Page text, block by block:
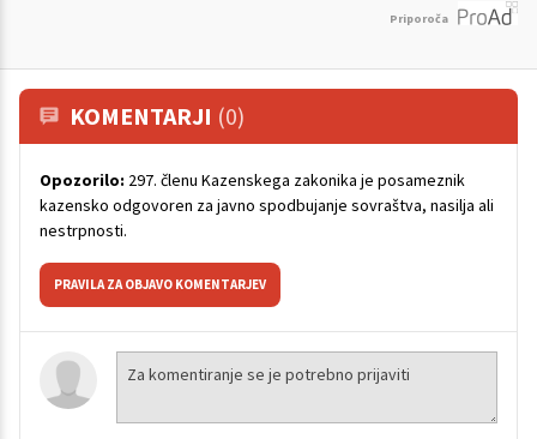
Priporoča
KOMENTARJI (0)
Opozorilo: 297. členu Kazenskega zakonika je posameznik
kazensko odgovoren za javno spodbujanje sovraštva, nasilja ali
nestrpnosti.
PRAVILA ZA OBJAVO KOMENTARJEV